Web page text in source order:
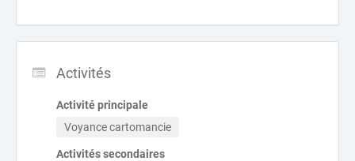
Activités
Activité principale
Voyance cartomancie
Activités secondaires